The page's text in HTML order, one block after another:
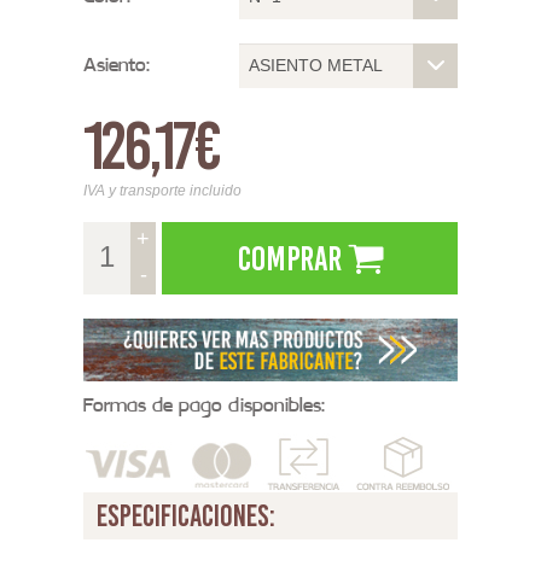
Asiento: ASIENTO METAL
126,17€
IVA y transporte incluido
+
-
Comprar
Formas de pago disponibles:
especificaciones: